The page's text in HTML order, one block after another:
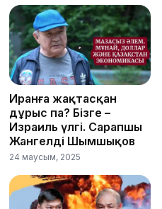
Иранға жақтасқан
дұрыс па? Бізге –
Израиль үлгі. Сарапшы
Жангелді Шымшықов
24 маусым, 2025